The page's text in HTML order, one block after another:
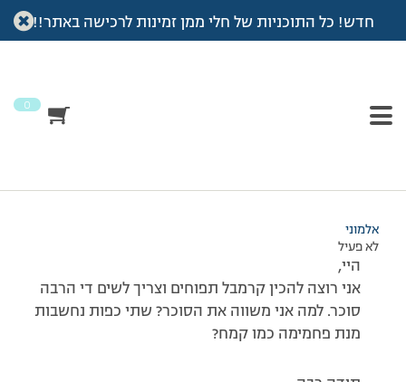
חדש! כל התוכניות של חלי ממן זמינות לרכישה באתר!!
0
עמוד הבית >דיונים>פורום >סוכר בעוגות
מוצגות 2 תגובות – 1 עד 2 (מתוך 2 סה״כ)
אלמוני
לא פעיל
היי,
אני רוצה להכין קרמבל תפוחים וצריך לשים די הרבה
סוכר. למה אני משווה את הסוכר? שתי כפות נחשבות
מנת פחמימה כמו קמח?